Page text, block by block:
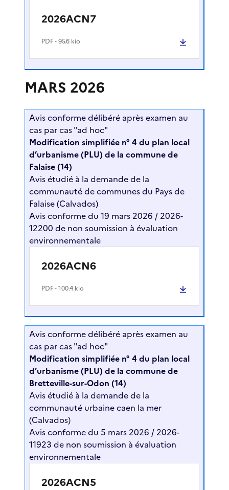
2026ACN7
PDF- 95.6 kio
MARS 2026
Avis conforme délibéré après examen au
cas par cas "ad hoc"
Modification simplifiée n° 4 du plan local
d’urbanisme (PLU) de la commune de
Falaise (14)
Avis étudié à la demande de la
communauté de communes du Pays de
Falaise (Calvados)
Avis conforme du 19 mars 2026 / 2026-
12200 de non soumission à évaluation
environnementale
2026ACN6
PDF- 100.4 kio
Avis conforme délibéré après examen au
cas par cas "ad hoc"
Modification simplifiée n° 4 du plan local
d’urbanisme (PLU) de la commune de
Bretteville-sur-Odon (14)
Avis étudié à la demande de la
communauté urbaine caen la mer
(Calvados)
Avis conforme du 5 mars 2026 / 2026-
11923 de non soumission à évaluation
environnementale
2026ACN5